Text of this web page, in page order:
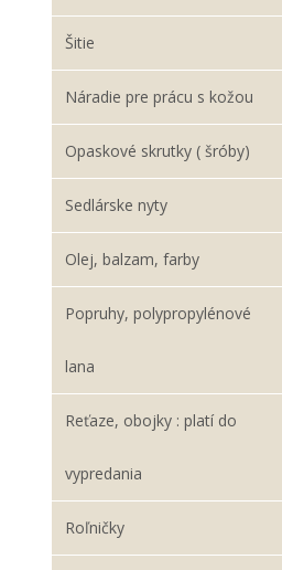
Šitie
Náradie pre prácu s kožou
Opaskové skrutky ( šróby)
Sedlárske nyty
Olej, balzam, farby
Popruhy, polypropylénové
lana
Reťaze, obojky : platí do
vypredania
Roľničky